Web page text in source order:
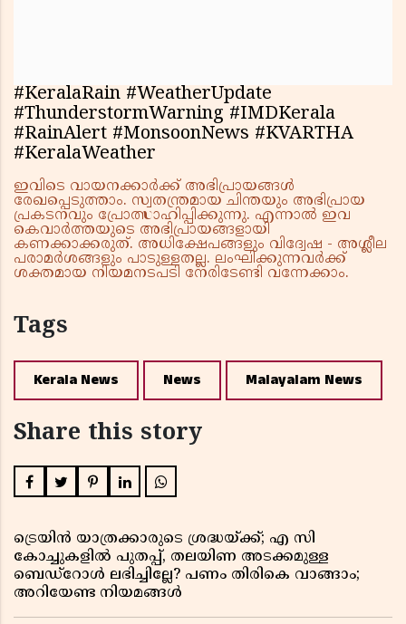
#KeralaRain #WeatherUpdate
#ThunderstormWarning #IMDKerala
#RainAlert #MonsoonNews #KVARTHA
#KeralaWeather
ഇവിടെ വായനക്കാർക്ക് അഭിപ്രായങ്ങൾ
രേഖപ്പെടുത്താം. സ്വതന്ത്രമായ ചിന്തയും അഭിപ്രായ
പ്രകടനവും പ്രോത്സാഹിപ്പിക്കുന്നു. എന്നാൽ ഇവ
കെവാർത്തയുടെ അഭിപ്രായങ്ങളായി
കണക്കാക്കരുത്. അധിക്ഷേപങ്ങളും വിദ്വേഷ - അശ്ലീല
പരാമർശങ്ങളും പാടുള്ളതല്ല. ലംഘിക്കുന്നവർക്ക്
ശക്തമായ നിയമനടപടി നേരിടേണ്ടി വന്നേക്കാം.
Tags
Kerala News News Malayalam News
Share this story
ട്രെയിൻ യാത്രക്കാരുടെ ശ്രദ്ധയ്ക്ക്; എ സി
കോച്ചുകളിൽ പുതപ്പ്, തലയിണ അടക്കമുള്ള
ബെഡ്റോൾ ലഭിച്ചില്ലേ? പണം തിരികെ വാങ്ങാം;
അറിയേണ്ട നിയമങ്ങൾ